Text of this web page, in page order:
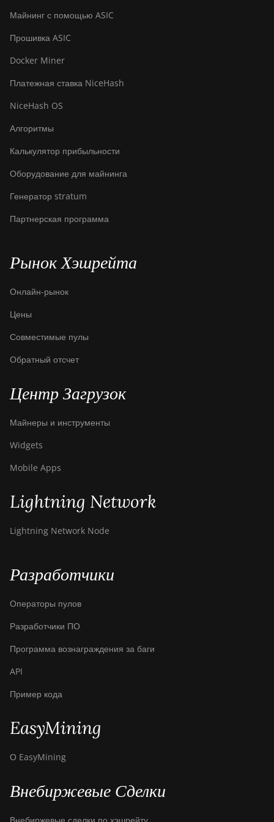
S21j XP Hyd (495Th/s)
BITMAIN AntMiner S9
BITMAIN AntMiner S9
BITMAIN AntMiner
S9j
BITMAIN AntMiner
T15
T17
T17+
T9+
Z11
BITMAIN AntMiner
Z11j
Z15
BITMAIN AntMiner
Z15e
Z15j
BITMAIN Antminer
S19 Hyd. (152Th)
BITMAIN Antminer
S19j (100TH)
S19j (90Th)
Майнинг с помощью ASIC
Прошивка ASIC
Docker Miner
Платежная ставка NiceHash
NiceHash OS
Алгоритмы
Калькулятор прибыльности
Оборудование для майнинга
Генератор stratum
Партнерская программа
Рынок Хэшрейта
Онлайн-рынок
Цены
Совместимые пулы
Обратный отсчет
Центр Загрузок
Майнеры и инструменты
Widgets
Mobile Apps
Lightning Network
Lightning Network Node
Разработчики
Операторы пулов
Разработчики ПО
Программа вознаграждения за баги
API
Пример кода
EasyMining
О EasyMining
Внебиржевые Сделки